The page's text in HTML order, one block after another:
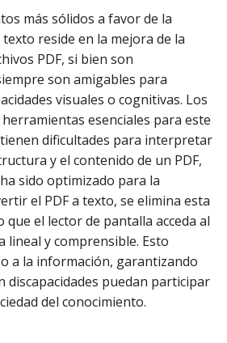
más sólidos a favor de la
reside en la mejora de la
PDF, si bien son
son amigables para
visuales o cognitivas. Los
esenciales para este
dificultades para interpretar
y el contenido de un PDF,
sido optimizado para la
el PDF a texto, se elimina esta
el lector de pantalla acceda al
lineal y comprensible. Esto
a la información, garantizando
discapacidades puedan participar
del conocimiento.